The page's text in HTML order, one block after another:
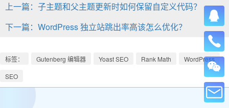
上一篇：子主题和父主题更新时如何保留自定义代码？
下一篇：WordPress 独立站跳出率高该怎么优化？
标签： Gutenberg 编辑器 Yoast SEO Rank Math
WordPress
SEO